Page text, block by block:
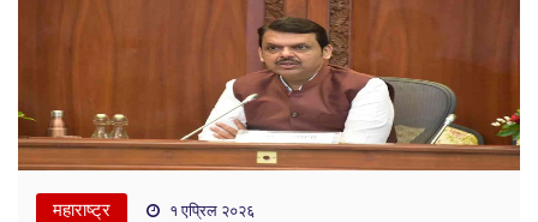
महाराष्ट्र १ एप्रिल २०२६